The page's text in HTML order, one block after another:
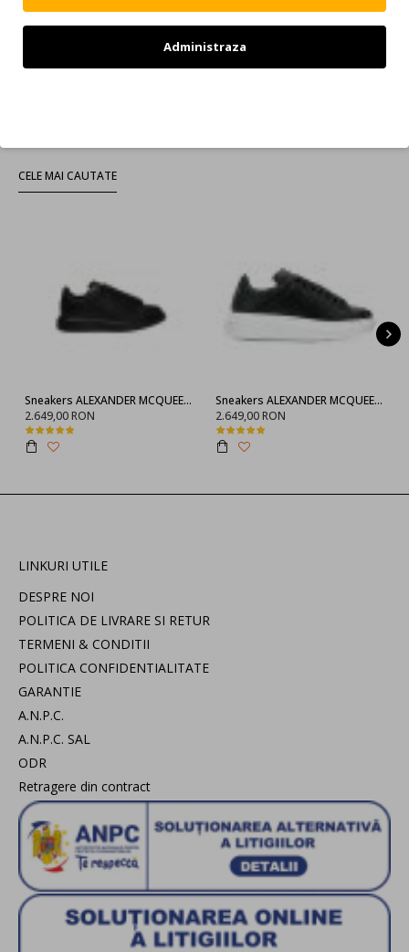
Haine Si Incaltaminte Amiri
Imbracaminte Si Incaltaminte Marca Amiri
CELE MAI CAUTATE
Sneakers ALEXANDER MCQUEEN, Negru full
2.649,00 RON
Sneakers ALEXANDER MCQUEEN, 553770WHGP01000
2.649,00 RON
LINKURI UTILE
DESPRE NOI
POLITICA DE LIVRARE SI RETUR
TERMENI & CONDITII
POLITICA CONFIDENTIALITATE
GARANTIE
A.N.P.C.
A.N.P.C. SAL
ODR
Retragere din contract
Administraza